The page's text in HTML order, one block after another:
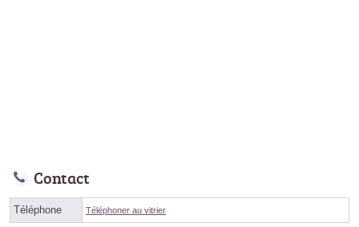
Contact
Téléphone Téléphoner au vitrier